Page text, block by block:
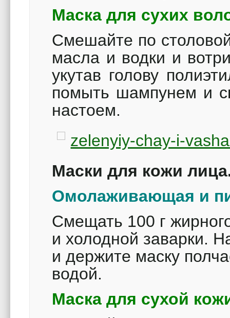
Маска для сухих
Смешайте по
масла и водки и
укутав голову
помыть шампунем и
настоем.
Маски для кожи
Омолаживающая и
Смещать 100 г
и холодной заварки.
и держите маску
водой.
Маска для сухой